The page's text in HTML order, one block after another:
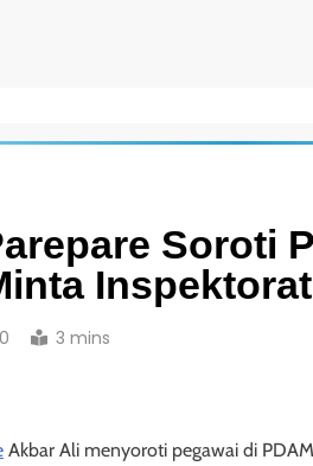
Soroti
0 3 mins
Akbar Ali menyoroti pegawai di